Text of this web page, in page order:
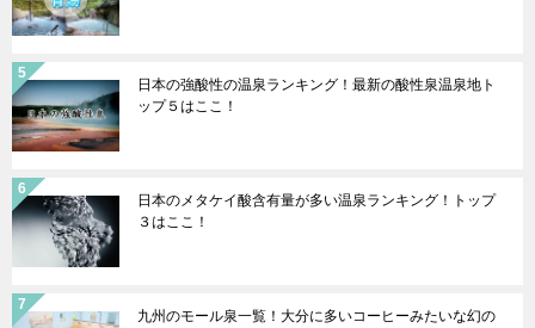
日本の強酸性の温泉ランキング！最新の酸性泉温泉地ト
ップ５はここ！
日本のメタケイ酸含有量が多い温泉ランキング！トップ
３はここ！
九州のモール泉一覧！大分に多いコーヒーみたいな幻の